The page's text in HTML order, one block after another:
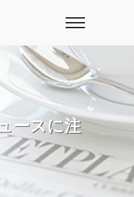
ースに注